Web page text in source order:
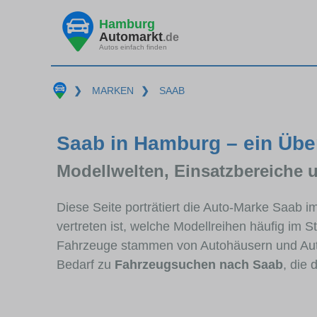
Hamburg
Automarkt.de
Autos einfach finden
❯ MARKEN ❯ SAAB
Saab in Hamburg – ein
Modellwelten, Einsatzbereiche
Diese Seite porträtiert die Auto-Marke Saab
vertreten ist, welche Modellreihen häufig im
Fahrzeuge stammen von Autohäusern und
Bedarf zu Fahrzeugsuchen nach Saab, die